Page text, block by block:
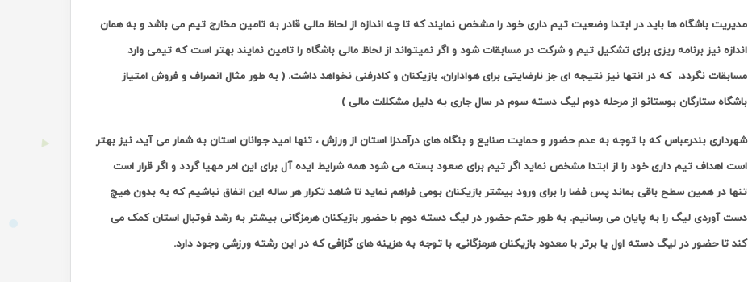
مدیریت باشگاه ها باید در ابتدا وضعیت تیم داری خود را مشخص نمایند که تا چه اندازه از لحاظ مالی قادر به تامین مخارج تیم می باشد و به همان
اندازه نیز برنامه ریزی برای تشکیل تیم و شرکت در مسابقات شود و اگر نمیتواند از لحاظ مالی باشگاه را تامین نمایند بهتر است که تیمی وارد
مسابقات نگردد، که در انتها نیز نتیجه ای جز نارضایتی برای هواداران، بازیکنان و کادرفنی نخواهد داشت. ( به طور مثال انصراف و فروش امتیاز
باشگاه ستارگان بوستانو از مرحله دوم لیگ دسته سوم در سال جاری به دلیل مشکلات مالی )
شهرداری بندرعباس که با توجه به عدم حضور و حمایت صنایع و بنگاه های درآمدزا استان از ورزش ، تنها امید جوانان استان به شمار می آید، نیز بهتر
است اهداف تیم داری خود را از ابتدا مشخص نماید اگر تیم برای صعود بسته می شود همه شرایط ایده آل برای این امر مهیا گردد و اگر قرار است
تنها در همین سطح باقی بماند پس فضا را برای ورود بیشتر بازیکنان بومی فراهم نماید تا شاهد تکرار هر ساله این اتفاق نباشیم که به بدون هیچ
دست آوردی لیگ را به پایان می رسانیم. به طور حتم حضور در لیگ دسته دوم با حضور بازیکنان هرمزگانی بیشتر به رشد فوتبال استان کمک می
کند تا حضور در لیگ دسته اول یا برتر با معدود بازیکنان هرمزگانی، با توجه به هزینه های گزافی که در این رشته ورزشی وجود دارد.